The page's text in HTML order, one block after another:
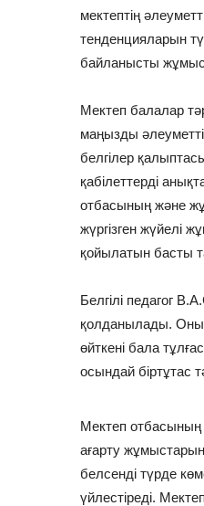
мектептің
тенденцияларын
байланысты
Мектеп балалар
маңызды
белгілер
қабілеттерді
отбасының және
жүргізген жүйелі
қойылатын басты
Белгілі педагог
қолданылады. Оның
өйткені бала
осындай біртұтас
Мектеп отбасының
ағарту
белсенді түрде
үйлестіреді.